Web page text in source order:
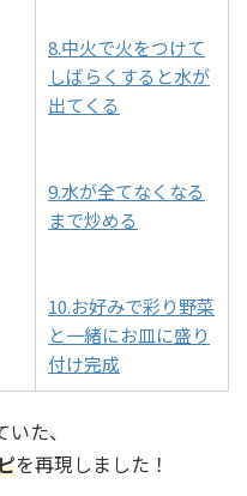
8.中火で火をつけて
しばらくすると水が
出てくる
9.水が全てなくなる
まで炒める
10.お好みで彩り野菜
と一緒にお皿に盛り
付け完成
た、
を再現しました！